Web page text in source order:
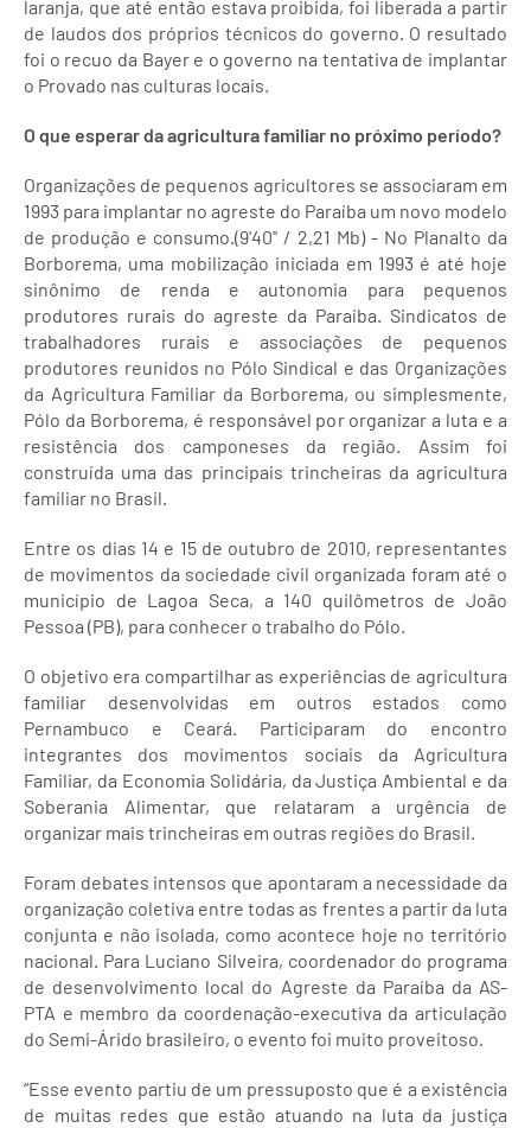
laranja, que até então estava proibida, foi liberada a partir
de laudos dos próprios técnicos do governo. O resultado
foi o recuo da Bayer e o governo na tentativa de implantar
o Provado nas culturas locais.
O que esperar da agricultura familiar no próximo período?
Organizações de pequenos agricultores se associaram em
1993 para implantar no agreste do Paraíba um novo modelo
de produção e consumo.(9'40'' / 2,21 Mb) - No Planalto da
Borborema, uma mobilização iniciada em 1993 é até hoje
sinônimo de renda e autonomia para pequenos
produtores rurais do agreste da Paraíba. Sindicatos de
trabalhadores rurais e associações de pequenos
produtores reunidos no Pólo Sindical e das Organizações
da Agricultura Familiar da Borborema, ou simplesmente,
Pólo da Borborema, é responsável por organizar a luta e a
resistência dos camponeses da região. Assim foi
construída uma das principais trincheiras da agricultura
familiar no Brasil.
Entre os dias 14 e 15 de outubro de 2010, representantes
de movimentos da sociedade civil organizada foram até o
município de Lagoa Seca, a 140 quilômetros de João
Pessoa (PB), para conhecer o trabalho do Pólo.
O objetivo era compartilhar as experiências de agricultura
familiar desenvolvidas em outros estados como
Pernambuco e Ceará. Participaram do encontro
integrantes dos movimentos sociais da Agricultura
Familiar, da Economia Solidária, da Justiça Ambiental e da
Soberania Alimentar, que relataram a urgência de
organizar mais trincheiras em outras regiões do Brasil.
Foram debates intensos que apontaram a necessidade da
organização coletiva entre todas as frentes a partir da luta
conjunta e não isolada, como acontece hoje no território
nacional. Para Luciano Silveira, coordenador do programa
de desenvolvimento local do Agreste da Paraíba da AS-
PTA e membro da coordenação-executiva da articulação
do Semi-Árido brasileiro, o evento foi muito proveitoso.
“Esse evento partiu de um pressuposto que é a existência
de muitas redes que estão atuando na luta da justiça